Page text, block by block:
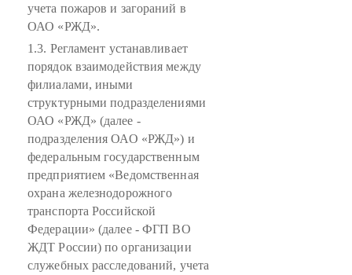
учета пожаров и загораний в
ОАО «РЖД».
1.3. Регламент устанавливает
порядок взаимодействия между
филиалами, иными
структурными подразделениями
ОАО «РЖД» (далее -
подразделения ОАО «РЖД») и
федеральным государственным
предприятием «Ведомственная
охрана железнодорожного
транспорта Российской
Федерации» (далее - ФГП ВО
ЖДТ России) по организации
служебных расследований, учета